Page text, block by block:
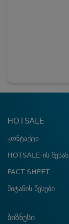
HOTSALE
კონტაქტი
HOTSALE-ის
FACT SHEET
მიტანის წესები
ბიზნესი